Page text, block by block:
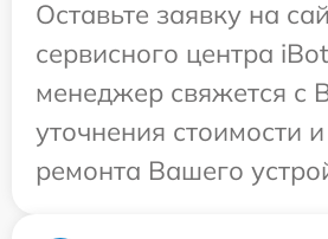
Оставьте заявку на
сервисного центра
менеджер свяжется с
уточнения стоимости
ремонта Вашего